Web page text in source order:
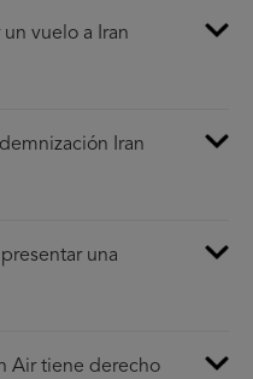
vuelo a Iran
Iran
una
Air tiene derecho